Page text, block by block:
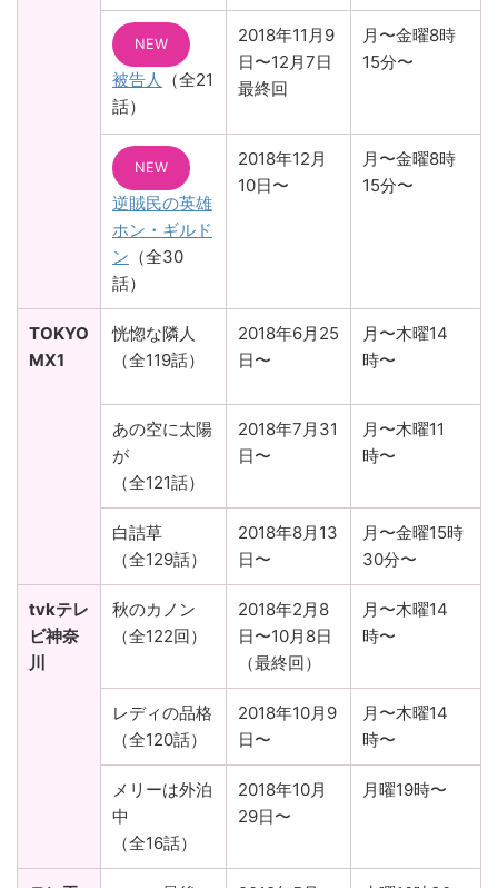
NEW
被告人 （全21
話）
2018年11月9
日〜12月7日
最終回
月〜金曜8時
15分〜
NEW
逆賊民の英雄
ホン・ギルド
ン （全30
話）
2018年12月
10日〜
月〜金曜8時
15分〜
TOKYO
MX1
恍惚な隣人
（全119話）
2018年6月25
日〜
月〜木曜14
時〜
あの空に太陽
が
（全121話）
2018年7月31
日〜
月〜木曜11
時〜
白詰草
（全129話）
2018年8月13
日〜
月〜金曜15時
30分〜
tvkテレ
ビ神奈
川
秋のカノン
（全122回）
2018年2月8
日〜10月8日
（最終回）
月〜木曜14
時〜
レディの品格
（全120話）
2018年10月9
日〜
月〜木曜14
時〜
メリーは外泊
中
（全16話）
2018年10月
29日〜
月曜19時〜